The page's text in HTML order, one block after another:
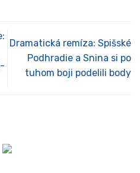
Dramatická remíza: Spišské
Podhradie a Snina si po
tuhom boji podelili body